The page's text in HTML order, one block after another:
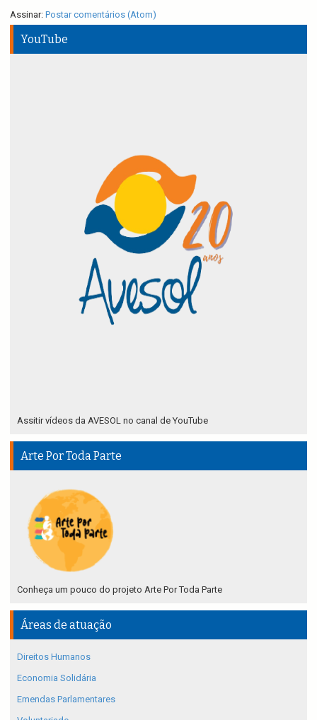
Assinar: Postar comentários (Atom)
YouTube
Assitir vídeos da AVESOL no canal de YouTube
Arte Por Toda Parte
Conheça um pouco do projeto Arte Por Toda Parte
Áreas de atuação
Direitos Humanos
Economia Solidária
Emendas Parlamentares